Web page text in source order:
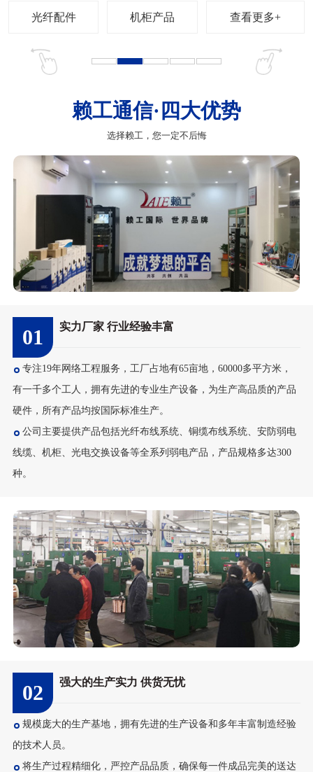
查看更多+
48芯室外单模铠装光...
赖工通信·四大优势
选择赖工，您一定不后悔
01 实力厂家 行业经验丰富
专注19年网络工程服务，工厂占地有65亩地，60000多平方米，
有一千多个工人，拥有先进的专业生产设备，为生产高品质的产品
硬件，所有产品均按国际标准生产。
公司主要提供产品包括光纤布线系统、铜缆布线系统、安防弱电
线缆、机柜、光电交换设备等全系列弱电产品，产品规格多达300
种。
02 强大的生产实力 供货无忧
规模庞大的生产基地，拥有先进的生产设备和多年丰富制造经验
的技术人员。
将生产过程精细化，严控产品品质，确保每一件成品完美的送达